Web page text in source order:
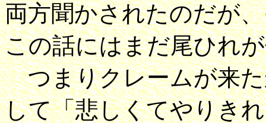
両方聞かされたのだが
この話にはまだ尾ひれ
つまりクレームが来た
して「悲しくてやりき